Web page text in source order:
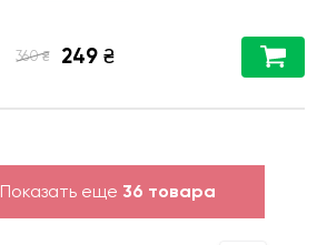
360 ₴ 249 ₴
Показать еще 36 товара